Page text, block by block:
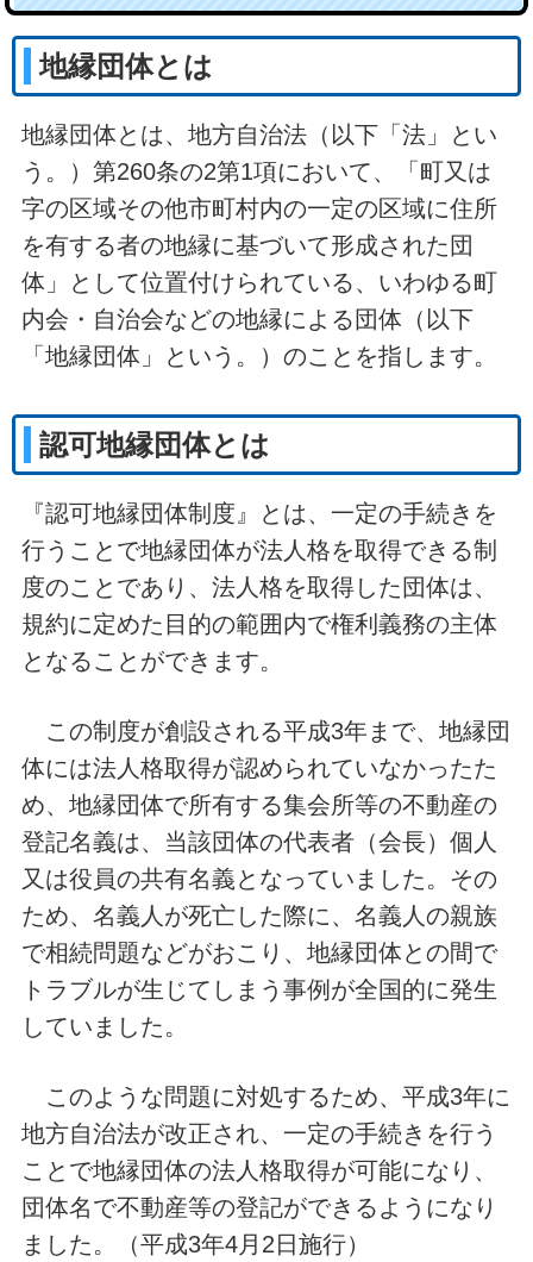
地縁団体とは
地縁団体とは、地方自治法（以下「法」とい
う。）第260条の2第1項において、「町又は
字の区域その他市町村内の一定の区域に住所
を有する者の地縁に基づいて形成された団
体」として位置付けられている、いわゆる町
内会・自治会などの地縁による団体（以下
「地縁団体」という。）のことを指します。
認可地縁団体とは
『認可地縁団体制度』とは、一定の手続きを
行うことで地縁団体が法人格を取得できる制
度のことであり、法人格を取得した団体は、
規約に定めた目的の範囲内で権利義務の主体
となることができます。
この制度が創設される平成3年まで、地縁団
体には法人格取得が認められていなかったた
め、地縁団体で所有する集会所等の不動産の
登記名義は、当該団体の代表者（会長）個人
又は役員の共有名義となっていました。その
ため、名義人が死亡した際に、名義人の親族
で相続問題などがおこり、地縁団体との間で
トラブルが生じてしまう事例が全国的に発生
していました。
このような問題に対処するため、平成3年に
地方自治法が改正され、一定の手続きを行う
ことで地縁団体の法人格取得が可能になり、
団体名で不動産等の登記ができるようになり
ました。（平成3年4月2日施行）